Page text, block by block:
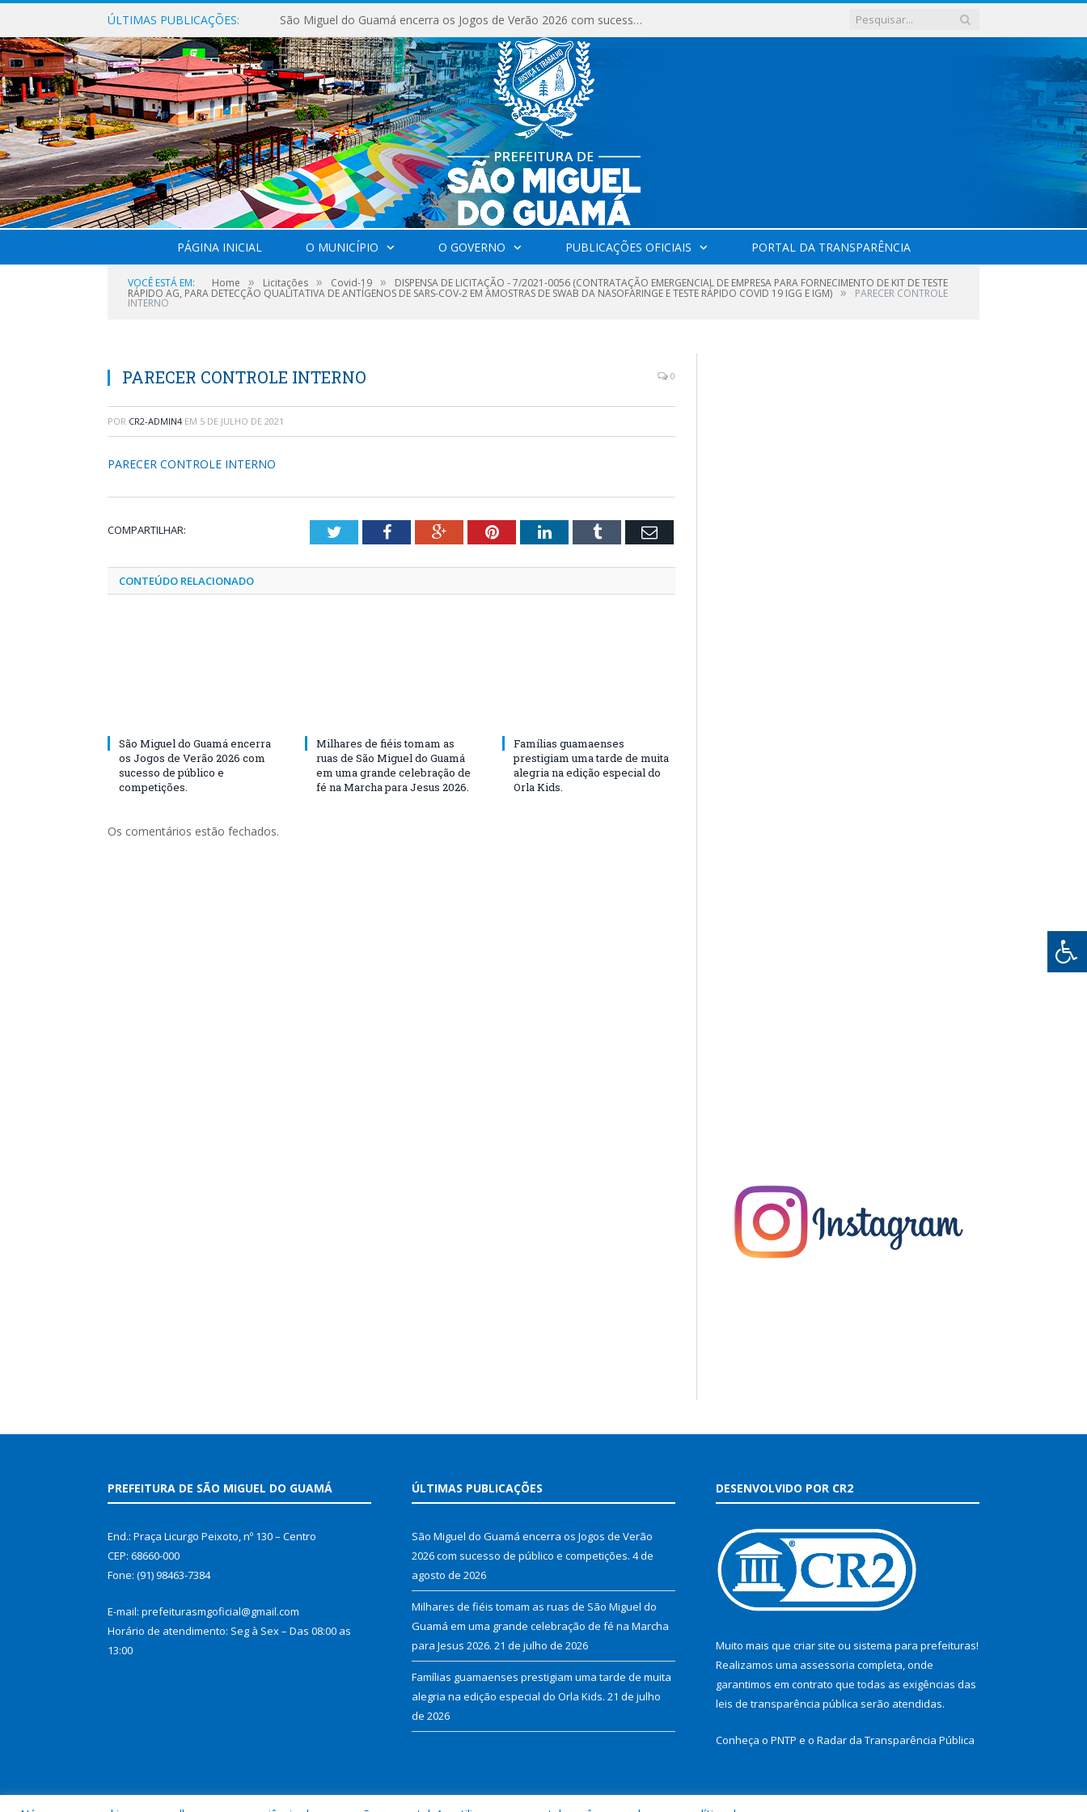
ÚLTIMAS PUBLICAÇÕES: São Miguel do Guamá encerra os Jogos de Verão 2026 com sucesso de público e competições.
PÁGINA INICIAL O MUNICÍPIO O GOVERNO PUBLICAÇÕES OFICIAIS PORTAL DA TRANSPARÊNCIA
VOCÊ ESTÁ EM: Home » Licitações » Covid-19 » DISPENSA DE LICITAÇÃO - 7/2021-0056 (CONTRATAÇÃO EMERGENCIAL DE EMPRESA PARA FORNECIMENTO DE KIT DE TESTE
RÁPIDO AG, PARA DETECÇÃO QUALITATIVA DE ANTÍGENOS DE SARS-COV-2 EM AMOSTRAS DE SWAB DA NASOFARINGE E TESTE RÁPIDO COVID 19 IGG E IGM) » PARECER CONTROLE
INTERNO
PARECER CONTROLE INTERNO 0
POR CR2-ADMIN4 EM 5 DE JULHO DE 2021
PARECER CONTROLE INTERNO
COMPARTILHAR: TwitterFacebookGoogle+PinterestLinkedInTumblr Email
CONTEÚDO RELACIONADO
São Miguel do Guamá encerra
os Jogos de Verão 2026 com
sucesso de público e
competições.
Milhares de fiéis tomam as
ruas de São Miguel do Guamá
em uma grande celebração de
fé na Marcha para Jesus 2026.
Famílias guamaenses
prestigiam uma tarde de muita
alegria na edição especial do
Orla Kids.
Os comentários estão fechados.
PREFEITURA DE SÃO MIGUEL DO GUAMÁ
End.: Praça Licurgo Peixoto, nº 130 – Centro
CEP: 68660-000
Fone: (91) 98463-7384
E-mail: prefeiturasmgoficial@gmail.com
Horário de atendimento: Seg à Sex – Das 08:00 as
13:00
ÚLTIMAS PUBLICAÇÕES
São Miguel do Guamá encerra os Jogos de Verão
2026 com sucesso de público e competições. 4 de
agosto de 2026
Milhares de fiéis tomam as ruas de São Miguel do
Guamá em uma grande celebração de fé na Marcha
para Jesus 2026. 21 de julho de 2026
Famílias guamaenses prestigiam uma tarde de muita
alegria na edição especial do Orla Kids. 21 de julho
de 2026
DESENVOLVIDO POR CR2
Muito mais que criar site ou sistema para prefeituras!
Realizamos uma assessoria completa, onde
garantimos em contrato que todas as exigências das
leis de transparência pública serão atendidas.
Conheça o PNTP e o Radar da Transparência Pública